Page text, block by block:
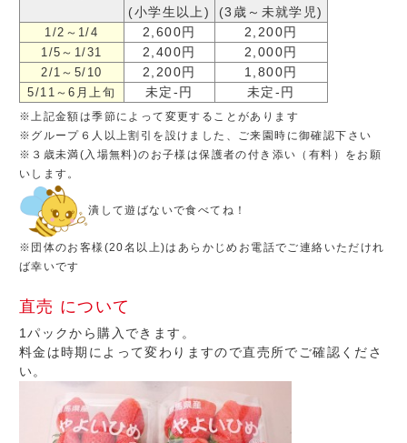
1/2～1/4
1/5～1/31
2/1～5/10
5/11～6月上旬
(小学生以上)
2,600円
2,400円
2,200円
未定-円
(3歳～未就学児)
2,200円
2,000円
1,800円
未定-円
※上記金額は季節によって変更することがあります
※グループ６人以上割引を設けました、ご来園時に御確認下さい
※３歳未満(入場無料)のお子様は保護者の付き添い（有料）をお願
いします。
潰して遊ばないで食べてね！
※団体のお客様(20名以上)はあらかじめお電話でご連絡いただけれ
ば幸いです
直売 について
1パックから購入できます。
料金は時期によって変わりますので直売所でご確認くださ
い。